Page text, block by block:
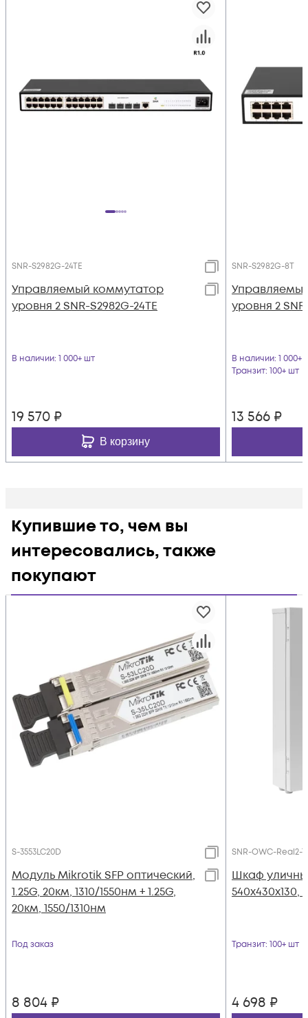
SNR-S2982G-24TE
Управляемый коммутатор
уровня 2 SNR-S2982G-24TE
В наличии: 1 000+ шт
19 570 ₽
В корзину
SNR-S2982G-8T
уровня 2
В наличии: 1 000+
Транзит: 100+ шт
13 566 ₽
Купившие то, чем вы
интересовались, также
покупают
S-3553LC20D
Модуль Mikrotik SFP оптический,
1.25G, 20км, 1310/1550нм + 1.25G,
20км, 1550/1310нм
Под заказ
8 804 ₽
SNR-OWC-Real2-
Шкаф
540х430х130,
Транзит: 100+ шт
4 698 ₽